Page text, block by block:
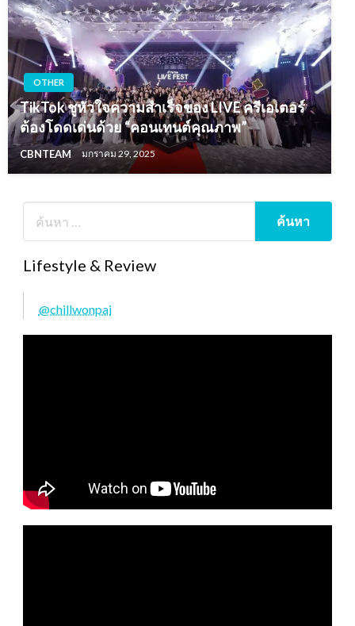
OTHER
TikTok ชูหัวใจความสำเร็จของ LIVE ครีเอเตอร์
ต้องโดดเด่นด้วย “คอนเทนต์คุณภาพ”
CBNTEAM มกราคม 29, 2025
Lifestyle & Review
@chillwonpai